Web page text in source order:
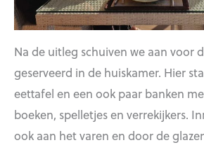
Na de uitleg schuiven we aan voor
geserveerd in de huiskamer. Hier
eettafel en een ook paar banken
boeken, spelletjes en verrekijkers.
ook aan het varen en door de